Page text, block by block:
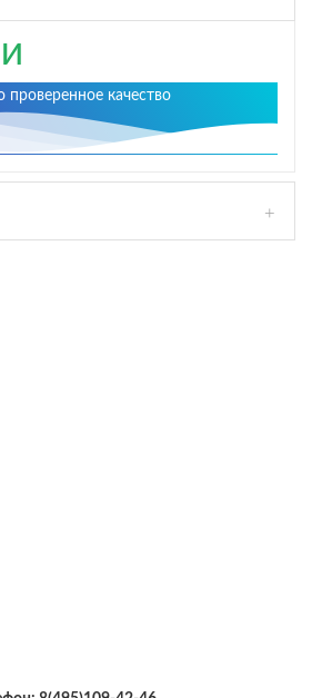
проверенное качество